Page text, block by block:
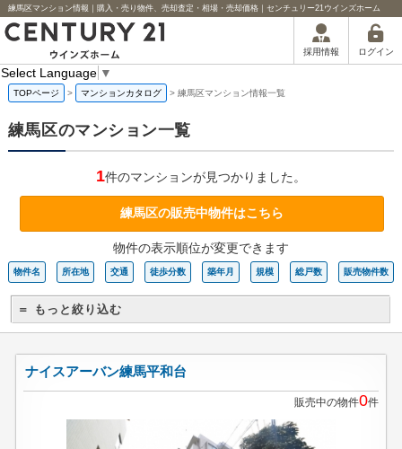
練馬区マンション情報｜購入・売り物件、売却査定・相場・売却価格｜センチュリー21ウインズホーム
採用情報 ログイン
Select Language ▼
TOPページ > マンションカタログ > 練馬区マンション情報一覧
練馬区のマンション一覧
1件のマンションが見つかりました。
練馬区の販売中物件はこちら
物件の表示順位が変更できます
物件名 所在地 交通 徒歩分数 築年月 規模 総戸数 販売物件数
＝ もっと絞り込む
ナイスアーバン練馬平和台
販売中の物件0件